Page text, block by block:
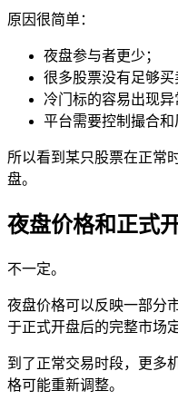
原因很简单：
夜盘参与者更少；
很多股票没有足够买
冷门标的容易出现异
平台需要控制撮合和
所以看到某只股票在正常
盘。
夜盘价格和正式
不一定。
夜盘价格可以反映一部分
于正式开盘后的完整市场定
到了正常交易时段，更多
格可能重新调整。